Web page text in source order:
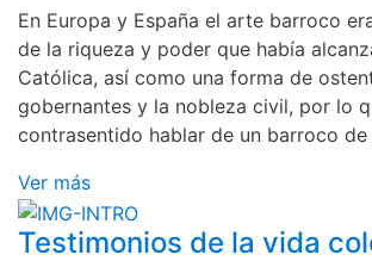
En Europa y España el arte barroco
de la riqueza y poder que había
Católica, así como una forma de
gobernantes y la nobleza civil, por lo
contrasentido hablar de un barroco de
Ver más
Testimonios de la vida